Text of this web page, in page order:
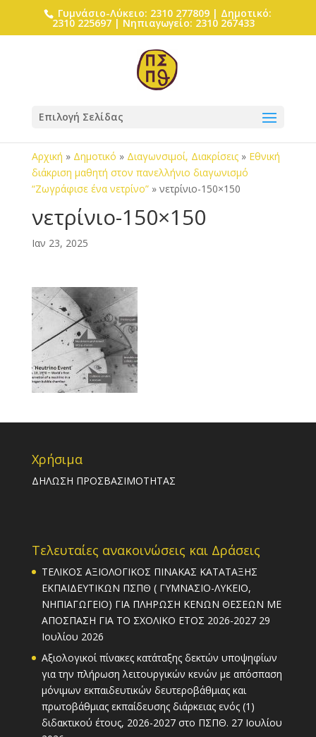
Γυμνάσιο-Λύκειο: 2310 277809 | Δημοτικό:
2310 225697 | Νηπιαγωγείο: 2310 267433
Επιλογή Σελίδας
Αρχική » Δημοτικό » Διαγωνσιμοί, Διακρίσεις» Εθνική
διάκριση μαθητή στον πανελλήνιο διαγωνισμό
“Ζωγράφισε ένα νετρίνο”» νετρίνιο-150×150
νετρίνιο-150×150
Ιαν 23, 2025
Χρήσιμα
ΔΗΛΩΣΗ ΠΡΟΣΒΑΣΙΜΟΤΗΤΑΣ
Τελευταίες ανακοινώσεις και Δράσεις
ΤΕΛΙΚΟΣ ΑΞΙΟΛΟΓΙΚΟΣ ΠΙΝΑΚΑΣ ΚΑΤΑΤΑΞΗΣ
ΕΚΠΑΙΔΕΥΤΙΚΩΝ ΠΣΠΘ ( ΓΥΜΝΑΣΙΟ-ΛΥΚΕΙΟ,
ΝΗΠΙΑΓΩΓΕΙΟ) ΓΙΑ ΠΛΗΡΩΣΗ ΚΕΝΩΝ ΘΕΣΕΩΝ ΜΕ
ΑΠΟΣΠΑΣΗ ΓΙΑ ΤΟ ΣΧΟΛΙΚΟ ΕΤΟΣ 2026-2027 29
Ιουλίου 2026
Αξιολογικοί πίνακες κατάταξης δεκτών υποψηφίων
για την πλήρωση λειτουργικών κενών με απόσπαση
μόνιμων εκπαιδευτικών δευτεροβάθμιας και
πρωτοβάθμιας εκπαίδευσης διάρκειας ενός (1)
διδακτικού έτους, 2026-2027 στο ΠΣΠΘ. 27 Ιουλίου